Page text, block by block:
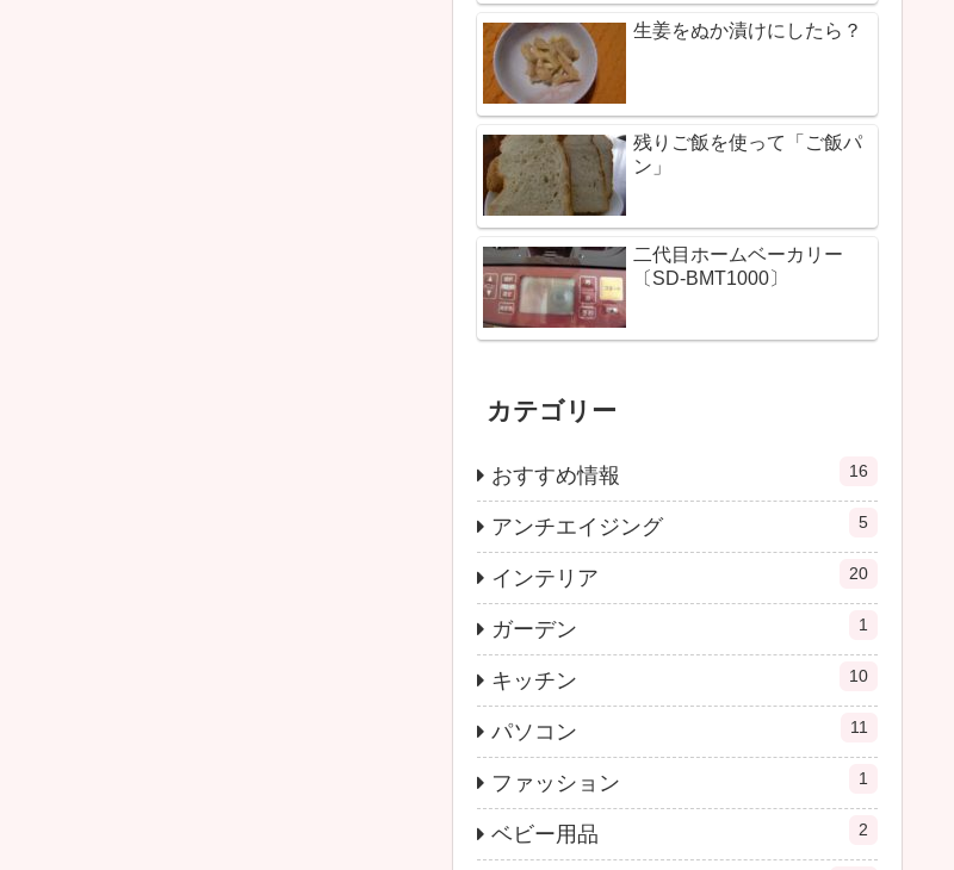
生姜をぬか漬けにしたら？
残りご飯を使って「ご飯パ
ン」
二代目ホームベーカリー
〔SD-BMT1000〕
カテゴリー
おすすめ情報 16
アンチエイジング 5
インテリア 20
ガーデン 1
キッチン 10
パソコン 11
ファッション 1
ベビー用品 2